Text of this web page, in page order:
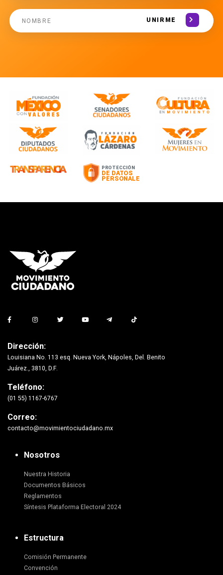
UNIRME
Dirección:
Louisiana No. 113 esq. Nueva York, Nápoles, Del. Benito
Juárez., 3810, D.F.
Teléfono:
(01 55) 1167-6767
Correo:
contacto@movimientociudadano.mx
Nosotros
Nuestra Historia
Documentos Básicos
Reglamentos
Síntesis Plataforma Electoral 2024
Estructura
Comisión Permanente
Convención